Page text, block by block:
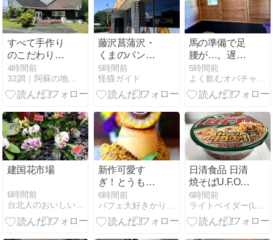
すべて手作り
のこだわりラ
ンチ【Bistro
輪（りん）】
4時間前
32調｜阿蘇の地域ブログ
藤沢菖蒲沢・
くまのパンや
やわらか
め・・。
5時間前
怪猫ガイド
馬の準備で足
腰が…。遅い
ランチ。
5時間前
建国花市場
6時間前
新作可愛す
ぎ！とうもろ
こしクレープ
6時間前
日清食品 日清
焼そばU.F.O.
メキシカンタ
コス味焼そば
6時間前